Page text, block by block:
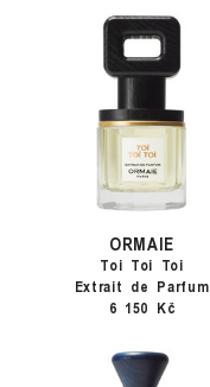
ORMAIE
Toi Toi Toi
Extrait de Parfum
6 150 Kč